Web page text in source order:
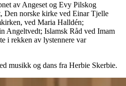
av Angeset og Evy Pilskog
Den norske kirke ved Einar Tjelle
ved Maria Halldén;
Angeltvedt; Islamsk Råd ved Imam
i rekken av lystennere var
musikk og dans fra Herbie Skerbie.